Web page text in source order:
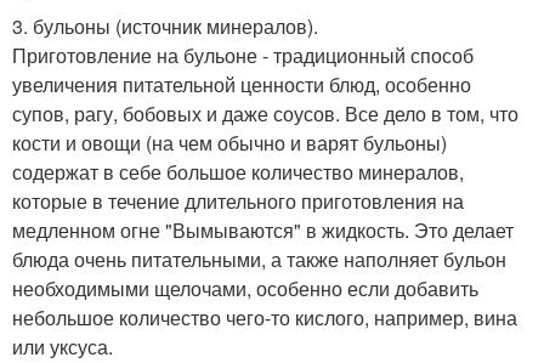
3. бульоны (источник минералов).
Приготовление на бульоне - традиционный способ
увеличения питательной ценности блюд, особенно
супов, рагу, бобовых и даже соусов. Все дело в том, что
кости и овощи (на чем обычно и варят бульоны)
содержат в себе большое количество минералов,
которые в течение длительного приготовления на
медленном огне "Вымываются" в жидкость. Это делает
блюда очень питательными, а также наполняет бульон
необходимыми щелочами, особенно если добавить
небольшое количество чего-то кислого, например, вина
или уксуса.